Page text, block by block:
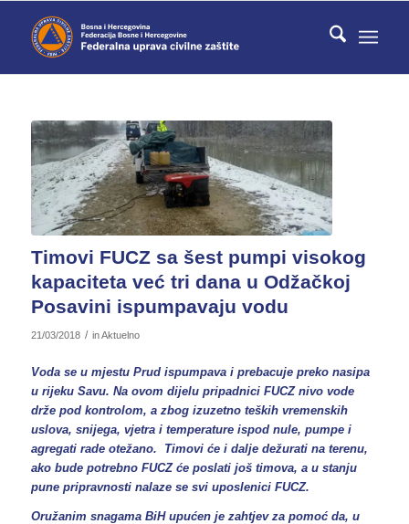
Timovi FUCZ sa šest pumpi visokog
kapaciteta već tri dana u Odžačkoj
Posavini ispumpavaju vodu
21/03/2018 / inAktuelno
Voda se u mjestu Prud ispumpava i prebacuje preko nasipa
u rijeku Savu. Na ovom dijelu pripadnici FUCZ nivo vode
drže pod kontrolom, a zbog izuzetno teških vremenskih
uslova, snijega, vjetra i temperature ispod nule, pumpe i
agregati rade otežano. Timovi će i dalje dežurati na terenu,
ako bude potrebno FUCZ će poslati još timova, a u stanju
pune pripravnosti nalaze se svi uposlenici FUCZ.
Oružanim snagama BiH upućen je zahtjev za pomoć da, u